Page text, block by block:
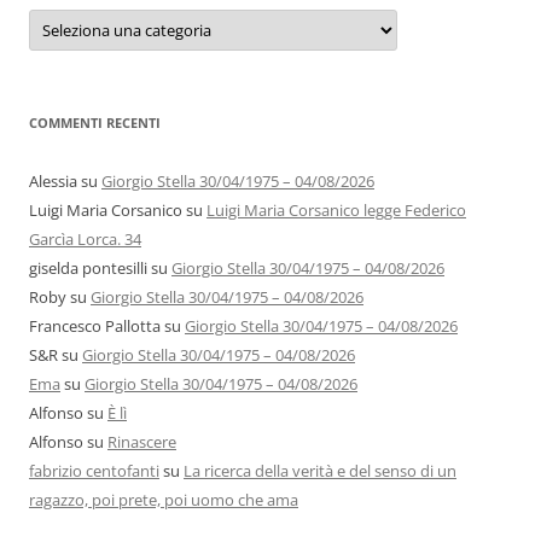
Categorie
autori
COMMENTI RECENTI
Alessiasu Giorgio Stella 30/04/1975 – 04/08/2026
Luigi Maria Corsanico su Luigi Maria Corsanico legge Federico
Garcìa Lorca. 34
giselda pontesillisu Giorgio Stella 30/04/1975 – 04/08/2026
Robysu Giorgio Stella 30/04/1975 – 04/08/2026
Francesco Pallottasu Giorgio Stella 30/04/1975 – 04/08/2026
S&Rsu Giorgio Stella 30/04/1975 – 04/08/2026
Ema su Giorgio Stella 30/04/1975 – 04/08/2026
Alfonso su È lì
Alfonso su Rinascere
fabrizio centofantisu La ricerca della verità e del senso di un
ragazzo, poi prete, poi uomo che ama